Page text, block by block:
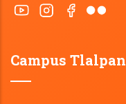
Campus Tlalpan